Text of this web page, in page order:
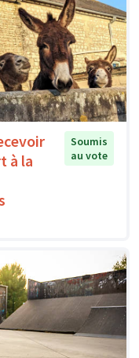
à la
Soumis
au vote